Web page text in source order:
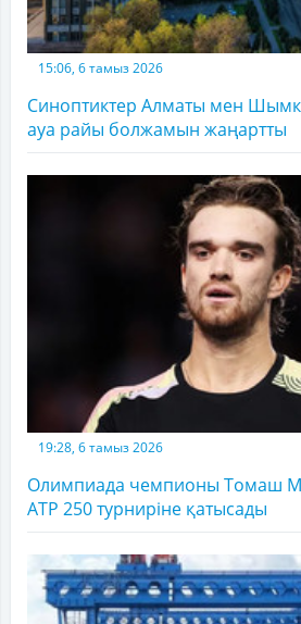
15:06, 6 тамыз 2026
Синоптиктер Алматы мен
ауа райы болжамын жаңартты
19:28, 6 тамыз 2026
Олимпиада чемпионы Томаш
ATP 250 турниріне қатысады